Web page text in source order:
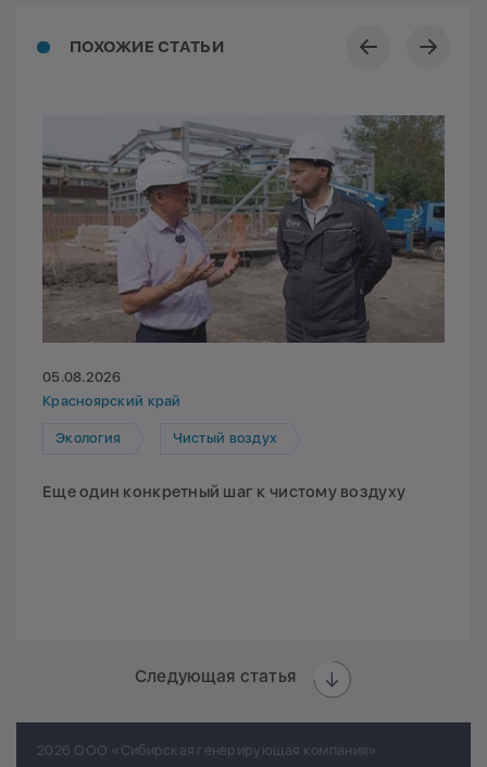
ПОХОЖИЕ СТАТЬИ
05.08.2026
Красноярский край
Экология Чистый воздух
Еще один конкретный шаг к чистому воздуху
Следующая статья
2026 ООО «Сибирская генерирующая компания»